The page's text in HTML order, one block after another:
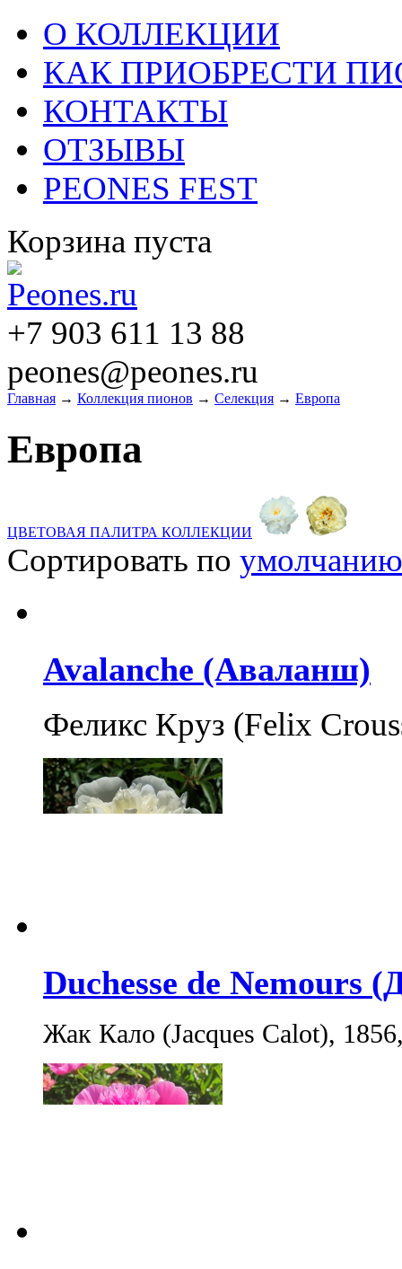
О КОЛЛЕКЦИИ
КАК ПРИОБРЕСТИ
КОНТАКТЫ
ОТЗЫВЫ
PEONES FEST
Корзина пуста
+7 903 611 13 88
peones@peones.ru
Главная → Коллекция пионов → Селекция → Европа
Европа
ЦВЕТОВАЯ ПАЛИТРА КОЛЛЕКЦИИ
Сортировать по умолчанию
Avalanche (Аваланш)
Феликс Круз (Felix
Duchesse de Nemours
Жак Кало (Jacques Calot),